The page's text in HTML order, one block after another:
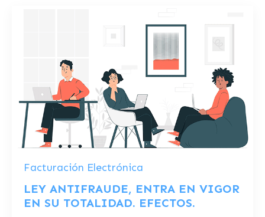
Facturación Electrónica
LEY ANTIFRAUDE, ENTRA EN VIGOR
EN SU TOTALIDAD. EFECTOS.